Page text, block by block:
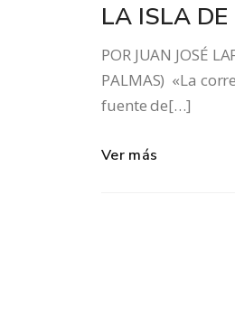
LA ISLA DE
POR JUAN JOSÉ
PALMAS) «La
fuente de[…]
Ver más